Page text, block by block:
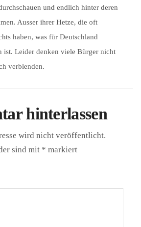
und endlich hinter deren
Ausser ihrer Hetze, die oft
haben, was für Deutschland
Leider denken viele Bürger nicht
verblenden.
hinterlassen
wird nicht veröffentlicht.
sind mit * markiert